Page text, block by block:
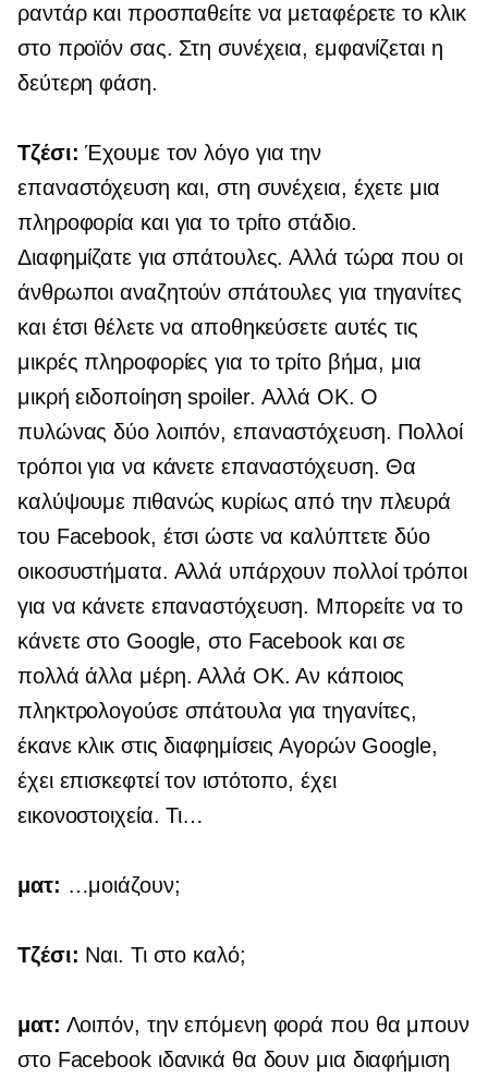
ραντάρ και προσπαθείτε να μεταφέρετε το κλικ
στο προϊόν σας. Στη συνέχεια, εμφανίζεται η
δεύτερη φάση.
Τζέσι: Έχουμε τον λόγο για την
επαναστόχευση και, στη συνέχεια, έχετε μια
πληροφορία και για το τρίτο στάδιο.
Διαφημίζατε για σπάτουλες. Αλλά τώρα που οι
άνθρωποι αναζητούν σπάτουλες για τηγανίτες
και έτσι θέλετε να αποθηκεύσετε αυτές τις
μικρές πληροφορίες για το τρίτο βήμα, μια
μικρή ειδοποίηση spoiler. Αλλά ΟΚ. Ο
πυλώνας δύο λοιπόν, επαναστόχευση. Πολλοί
τρόποι για να κάνετε επαναστόχευση. Θα
καλύψουμε πιθανώς κυρίως από την πλευρά
του Facebook, έτσι ώστε να καλύπτετε δύο
οικοσυστήματα. Αλλά υπάρχουν πολλοί τρόποι
για να κάνετε επαναστόχευση. Μπορείτε να το
κάνετε στο Google, στο Facebook και σε
πολλά άλλα μέρη. Αλλά ΟΚ. Αν κάποιος
πληκτρολογούσε σπάτουλα για τηγανίτες,
έκανε κλικ στις διαφημίσεις Αγορών Google,
έχει επισκεφτεί τον ιστότοπο, έχει
εικονοστοιχεία. Τι…
ματ: …μοιάζουν;
Τζέσι: Ναι. Τι στο καλό;
ματ: Λοιπόν, την επόμενη φορά που θα μπουν
στο Facebook ιδανικά θα δουν μια διαφήμιση